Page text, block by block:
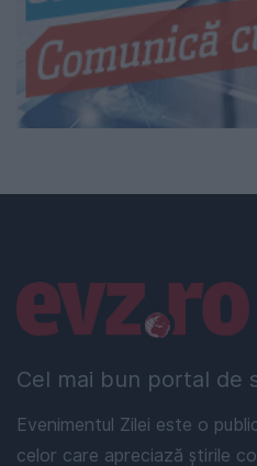
Cel mai bun portal de
Evenimentul Zilei este o
celor care apreciază știrile
Linkuri utile